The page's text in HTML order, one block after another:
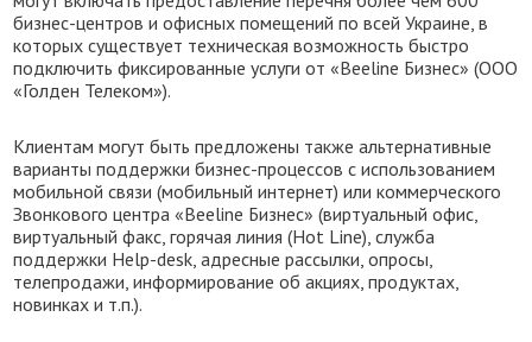
бизнес-центров и офисных помещений по всей Украине, в
которых существует техническая возможность быстро
подключить фиксированные услуги от «Beeline Бизнес» (ООО
«Голден Телеком»).
Клиентам могут быть предложены также альтернативные
варианты поддержки бизнес-процессов с использованием
мобильной связи (мобильный интернет) или коммерческого
Звонкового центра «Beeline Бизнес» (виртуальный офис,
виртуальный факс, горячая линия (Hot Line), служба
поддержки Help-desk, адресные рассылки, опросы,
телепродажи, информирование об акциях, продуктах,
новинках и т.п.).